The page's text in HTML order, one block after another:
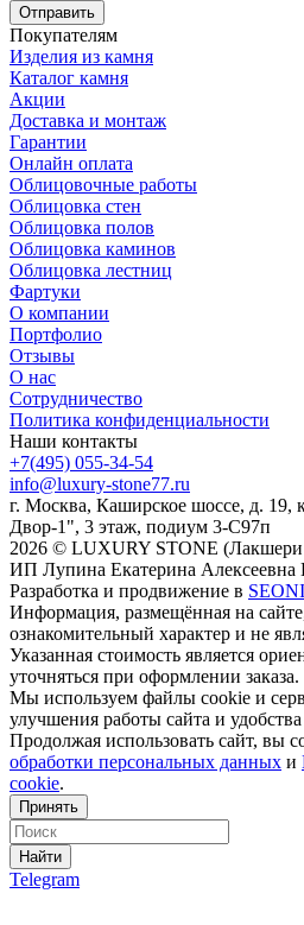
Отправить
Покупателям
Изделия из камня
Каталог камня
Акции
Доставка и монтаж
Гарантии
Онлайн оплата
Облицовочные работы
Облицовка стен
Облицовка полов
Облицовка каминов
Облицовка лестниц
Фартуки
О компании
Портфолио
Отзывы
О нас
Сотрудничество
Политика конфиденциальности
Наши контакты
+7(495) 055-34-54
info@luxury-stone77.ru
г. Москва, Каширское шоссе, д.
Двор-1", 3 этаж, подиум 3-С97п
2026 © LUXURY STONE
ИП Лупина Екатерина
Разработка и продвижение в
Информация, размещённая на
ознакомительный характер и не
Указанная стоимость является
уточняться при оформлении заказа.
Мы используем файлы cookie и
улучшения работы сайта и удобства
Продолжая использовать сайт, вы
обработки персональных данных и
cookie.
Принять
Найти
Telegram